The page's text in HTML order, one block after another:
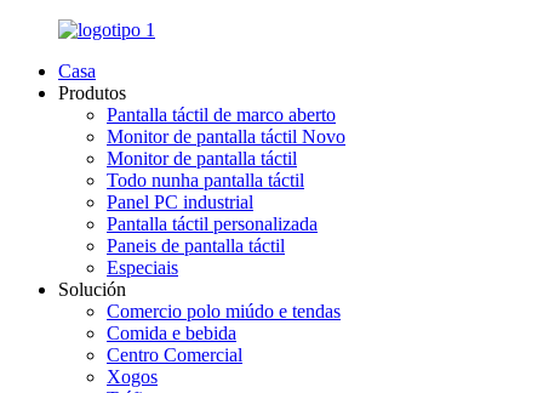
Casa
Produtos
Pantalla táctil de marco aberto
Monitor de pantalla táctil Novo
Monitor de pantalla táctil
Todo nunha pantalla táctil
Panel PC industrial
Pantalla táctil personalizada
Paneis de pantalla táctil
Especiais
Solución
Comercio polo miúdo e tendas
Comida e bebida
Centro Comercial
Xogos